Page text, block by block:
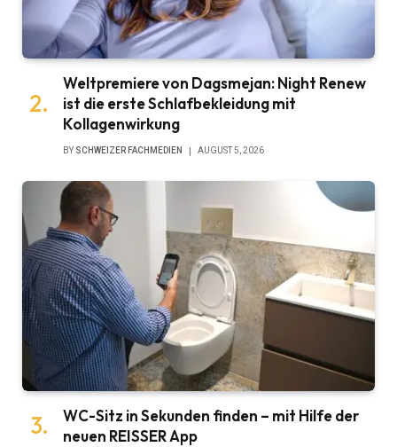
Weltpremiere von Dagsmejan: Night Renew
ist die erste Schlafbekleidung mit
Kollagenwirkung
BY SCHWEIZER FACHMEDIEN AUGUST 5, 2026
WC-Sitz in Sekunden finden – mit Hilfe der
neuen REISSER App